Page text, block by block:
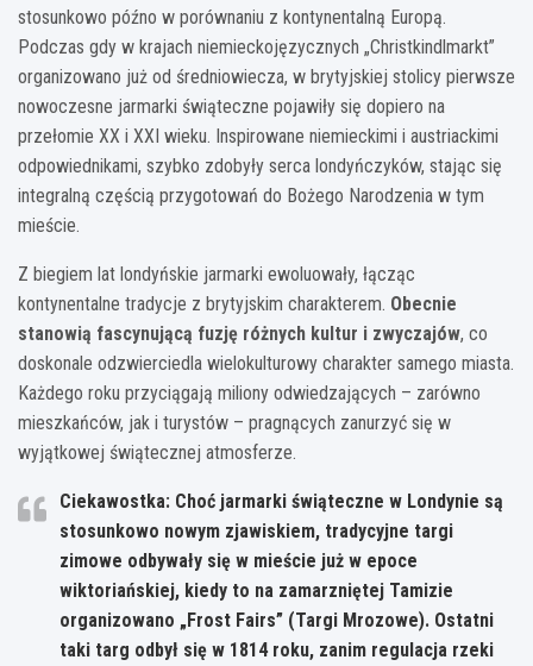
stosunkowo późno w porównaniu z kontynentalną Europą.
Podczas gdy w krajach niemieckojęzycznych „Christkindlmarkt”
organizowano już od średniowiecza, w brytyjskiej stolicy pierwsze
nowoczesne jarmarki świąteczne pojawiły się dopiero na
przełomie XX i XXI wieku. Inspirowane niemieckimi i austriackimi
odpowiednikami, szybko zdobyły serca londyńczyków, stając się
integralną częścią przygotowań do Bożego Narodzenia w tym
mieście.
Z biegiem lat londyńskie jarmarki ewoluowały, łącząc
kontynentalne tradycje z brytyjskim charakterem. Obecnie
stanowią fascynującą fuzję różnych kultur i zwyczajów, co
doskonale odzwierciedla wielokulturowy charakter samego miasta.
Każdego roku przyciągają miliony odwiedzających – zarówno
mieszkańców, jak i turystów – pragnących zanurzyć się w
wyjątkowej świątecznej atmosferze.
Ciekawostka: Choć jarmarki świąteczne w Londynie są
stosunkowo nowym zjawiskiem, tradycyjne targi
zimowe odbywały się w mieście już w epoce
wiktoriańskiej, kiedy to na zamarzniętej Tamizie
organizowano „Frost Fairs” (Targi Mrozowe). Ostatni
taki targ odbył się w 1814 roku, zanim regulacja rzeki